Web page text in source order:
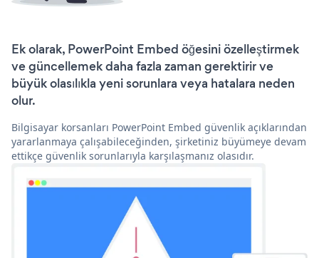
Ek olarak, PowerPoint Embed öğesini özelleştirmek
ve güncellemek daha fazla zaman gerektirir ve
büyük olasılıkla yeni sorunlara veya hatalara neden
olur.
Bilgisayar korsanları PowerPoint Embed güvenlik açıklarından
yararlanmaya çalışabileceğinden, şirketiniz büyümeye devam
ettikçe güvenlik sorunlarıyla karşılaşmanız olasıdır.